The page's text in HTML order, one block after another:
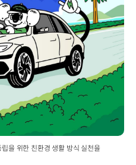
을 위한 친환경 생활 방식 실천을